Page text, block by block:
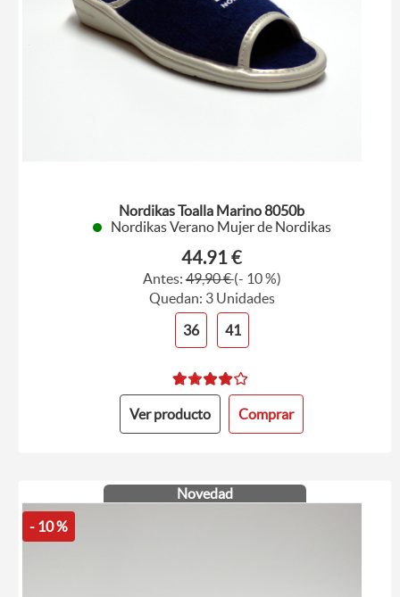
Nordikas Toalla Marino 8050b
Nordikas Verano Mujer de Nordikas
44.91 €
Antes:49,90 €(- 10 %)
Quedan: 3 Unidades
36
41
Ver producto Comprar
Novedad
- 10 %